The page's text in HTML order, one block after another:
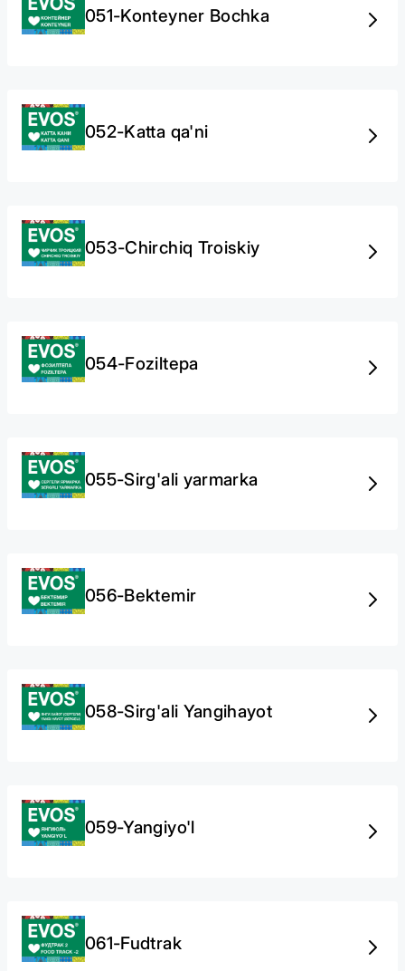
051-Konteyner Bochka
052-Katta qa'ni
053-Chirchiq Troiskiy
054-Foziltepa
055-Sirg'ali yarmarka
056-Bektemir
058-Sirg'ali Yangihayot
059-Yangiyo'l
061-Fudtrak